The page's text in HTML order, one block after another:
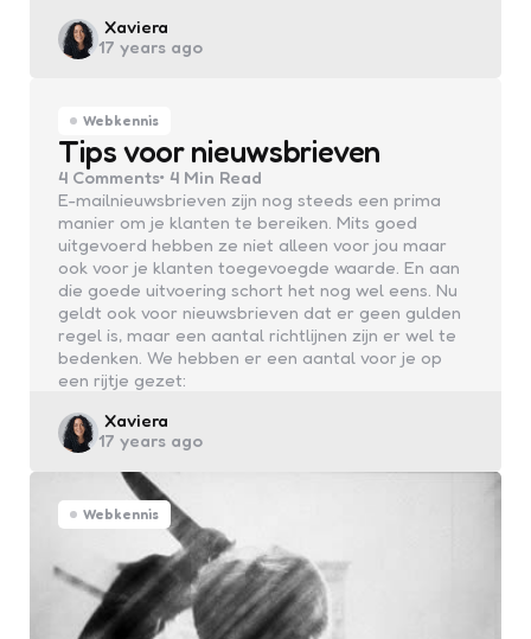
Posted
by
Xaviera
17 years ago
Webkennis
Tips voor nieuwsbrieven
4 Comments 4 Min Read
E-mailnieuwsbrieven zijn nog steeds een prima
manier om je klanten te bereiken. Mits goed
uitgevoerd hebben ze niet alleen voor jou maar
ook voor je klanten toegevoegde waarde. En aan
die goede uitvoering schort het nog wel eens. Nu
geldt ook voor nieuwsbrieven dat er geen gulden
regel is, maar een aantal richtlijnen zijn er wel te
bedenken. We hebben er een aantal voor je op
een rijtje gezet:
Posted
by
Xaviera
17 years ago
Webkennis